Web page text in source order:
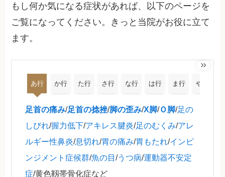
もし何か気になる症状があれば、以下のページを
ご覧になってください。きっと当院がお役に立て
ます。
あ行 か行 た行 さ行 な行 は行 ま行 や行
足首の痛み/足首の捻挫/脚の歪み/X脚/Ｏ脚/足の
しびれ/握力低下/アキレス腱炎/足のむくみ/アレ
ルギー性鼻炎/息切れ/胃の痛み/胃もたれ/インピ
ンジメント症候群/魚の目/うつ病/運動器不安定
症/黄色靱帯骨化症など